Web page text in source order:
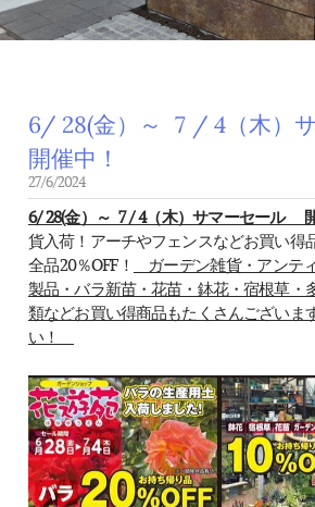
6/ 28(金）～ 7 / 4（木）
開催中！
27/6/2024
6/ 28(金）～ 7 / 4（木）サマーセール
貨入荷！アーチやフェンスなどお買い得
全品20％OFF！
ガーデン雑貨・アンテ
製品・バラ新苗・花苗・鉢花・宿根草・
類などお買い得商品もたくさんございま
い！
問い合わせ